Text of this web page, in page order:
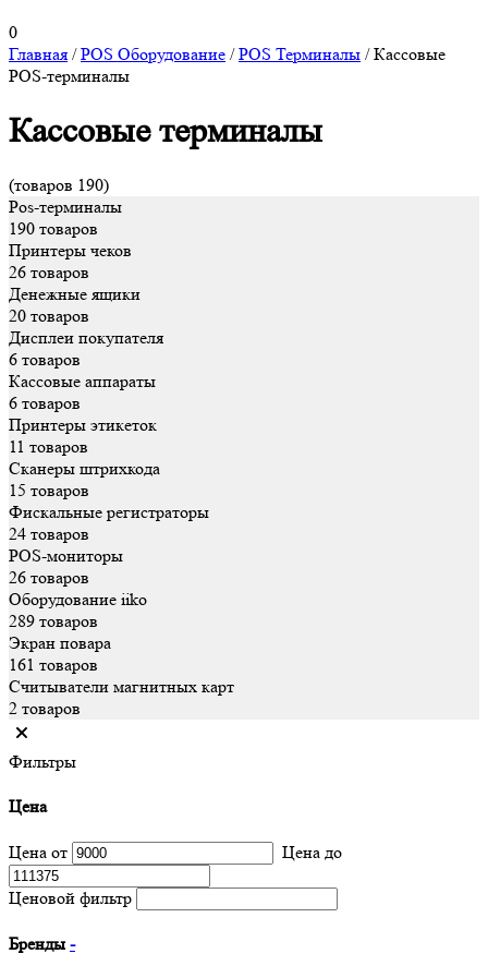
0
Главная /POS Оборудование /POS Терминалы /Кассовые
POS-терминалы
Кассовые терминалы
(товаров 190)
Pos-терминалы
190 товаров
Принтеры чеков
26 товаров
Денежные ящики
20 товаров
Дисплеи покупателя
6 товаров
Кассовые аппараты
6 товаров
Принтеры этикеток
11 товаров
Сканеры штрихкода
15 товаров
Фискальные регистраторы
24 товаров
POS-мониторы
26 товаров
Оборудование iiko
289 товаров
Экран повара
161 товаров
Считыватели магнитных карт
2 товаров
Фильтры
Цена
Цена от Цена до
Ценовой фильтр
Бренды -